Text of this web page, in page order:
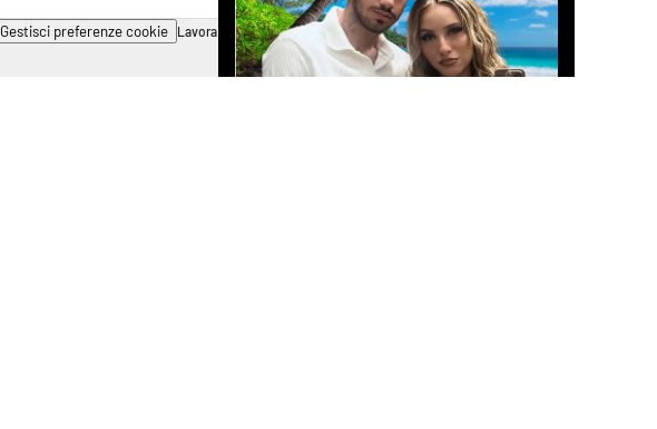
Gestisci preferenze cookie Lavora con noi